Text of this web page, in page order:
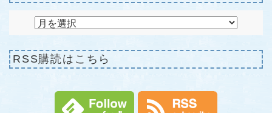
RSS購読はこちら